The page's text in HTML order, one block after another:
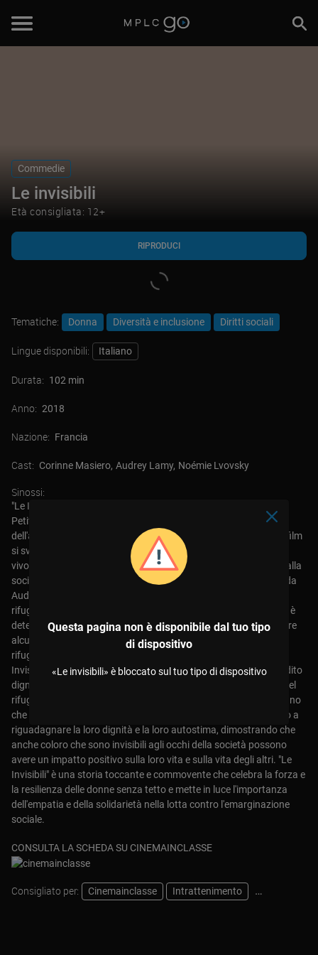
Questa pagina non è disponibile dal tuo tipo
di dispositivo
«Le invisibili» è bloccato sul tuo tipo di dispositivo
Commedie
Le invisibili
Età consigliata: 12+
RIPRODUCI
Tematiche: Donna Diversità e inclusione Diritti sociali
Lingue disponibili: Italiano
Durata: 102 min
Anno: 2018
Nazione: Francia
Cast: Corinne Masiero Audrey Lamy Noémie Lvovsky
Sinossi:
"Le Invisibili" è un film francese del 2018 diretto da Louis-Julien
Petit. Il film è una commedia drammatica che affronta il tema
dell'assistenza alle donne senza tetto. Ecco una breve trama: Il film
si svolge a Parigi e segue un gruppo di donne senza tetto che
vivono in un rifugio notturno. Queste donne sono emarginate dalla
società e spesso ignorate dalla comunità. Hélène (interpretata da
Audrey Lamy) è una giovane assistente sociale che lavora nel
rifugio e cerca di offrire supporto alle donne senza tetto. Hélène è
determinata a fare di più per queste donne e decide di coinvolgere
alcune di loro in un progetto speciale. Con l'aiuto delle donne del
rifugio, Hélène avvia una cooperativa sociale chiamata "Le
Invisibili", dove le donne possono lavorare e guadagnare un reddito
dignitoso. Il film segue le storie personali di alcune delle donne del
rifugio, ognuna con il proprio passato e le proprie sfide. Man mano
che il progetto "Le Invisibili" prende forma, queste donne iniziano a
riguadagnare la loro dignità e la loro autostima, dimostrando che
anche coloro che sono invisibili agli occhi della società possono
avere un impatto positivo sulla loro vita e sulla vita degli altri. "Le
Invisibili" è una storia toccante e commovente che celebra la forza e
la resilienza delle donne senza tetto e mette in luce l'importanza
dell'empatia e della solidarietà nella lotta contro l'emarginazione
sociale.
CONSULTA LA SCHEDA SU CINEMAINCLASSE
Consigliato per: Cinemainclasse Intrattenimento Pastorale